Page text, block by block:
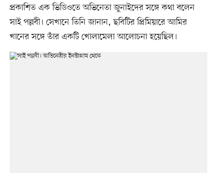
প্রকাশিত এক ভিডিওতে অভিনেতা জুনাইদের সঙ্গে কথা বলেন
সাই পল্লবী। সেখানে তিনি জানান, ছবিটির প্রিমিয়ারে আমির
খানের সঙ্গে তাঁর একটি খোলামেলা আলোচনা হয়েছিল।